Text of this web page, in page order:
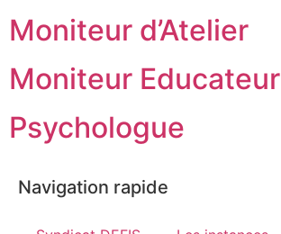
Moniteur d’Atelier
Moniteur Educateur
Psychologue
Navigation rapide